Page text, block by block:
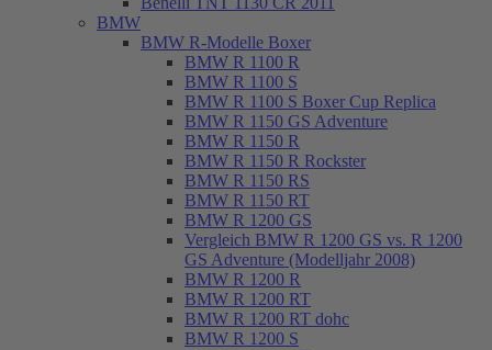
BMW
BMW R-Modelle Boxer
BMW R 1100 R
BMW R 1100 S
BMW R 1100 S Boxer Cup Replica
BMW R 1150 GS Adventure
BMW R 1150 R
BMW R 1150 R Rockster
BMW R 1150 RS
BMW R 1150 RT
BMW R 1200 GS
Vergleich BMW R 1200 GS vs. R 1200
GS Adventure (Modelljahr 2008)
BMW R 1200 R
BMW R 1200 RT
BMW R 1200 RT dohc
BMW R 1200 S